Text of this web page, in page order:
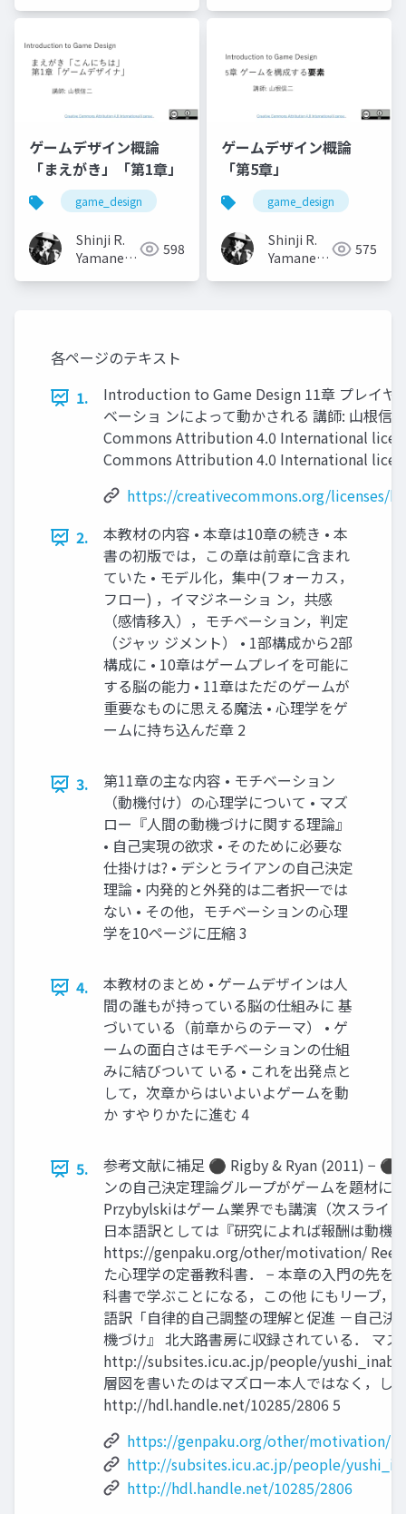
ゲームデザイン概論
「まえがき」「第1章」
game_design
Shinji R.
Yamane
598
ゲームデザイン概論
「第5章」
game_design
Shinji R.
Yamane
575
各ページのテキスト
1.
Introduction to Game Design 11章 プレイヤ
ベーショ ンによって動かされる 講師: 山根信
Commons Attribution 4.0 International
Commons Attribution 4.0 International
https://creativecommons.org/licenses/
2.
本教材の内容 • 本章は10章の続き • 本
書の初版では，この章は前章に含まれ
ていた • モデル化，集中(フォーカス，
フロー) ，イマジネーショ ン，共感
（感情移入），モチベーション，判定
（ジャッ ジメント） • 1部構成から2部
構成に • 10章はゲームプレイを可能に
する脳の能力 • 11章はただのゲームが
重要なものに思える魔法 • 心理学をゲ
ームに持ち込んだ章 2
3.
第11章の主な内容 • モチベーション
（動機付け）の心理学について • マズ
ロー『人間の動機づけに関する理論』
• 自己実現の欲求 • そのために必要な
仕掛けは? • デシとライアンの自己決定
理論 • 内発的と外発的は二者択一では
ない • その他，モチベーションの心理
学を10ページに圧縮 3
4.
本教材のまとめ • ゲームデザインは人
間の誰もが持っている脳の仕組みに 基
づいている（前章からのテーマ） • ゲ
ームの面白さはモチベーションの仕組
みに結びついて いる • これを出発点と
して，次章からはいよいよゲームを動
か すやりかたに進む 4
5.
参考文献に補足 ⚫ Rigby & Ryan (2011) −
ンの自己決定理論グループがゲームを題材に
Przybylskiはゲーム業界でも講演（次スライ
日本語訳としては『研究によれば報酬は動機
https://genpaku.org/other/motivation/
た心理学の定番教科書． − 本章の入門の先を
科書で学ぶことになる，この他 にもリーブ，
語訳「自律的自己調整の理解と促進 －自己
機づけ』 北大路書房に収録されている． マ
http://subsites.icu.ac.jp/people/
層図を書いたのはマズロー本人ではなく，し
http://hdl.handle.net/10285/2806 5
https://genpaku.org/other/motivation/
http://subsites.icu.ac.jp/people/
http://hdl.handle.net/10285/2806